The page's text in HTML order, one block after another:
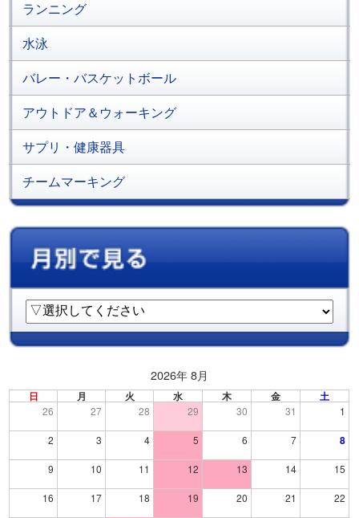
ランニング
水泳
バレー・バスケットボール
アウトドア＆ウォーキング
サプリ・健康器具
チームマーキング
2026年 8月
日 月 火 水 木 金 土
26 27 28 29 30 31 1
2 3 4 5 6 7 8
9 10 11 12 13 14 15
16 17 18 19 20 21 22